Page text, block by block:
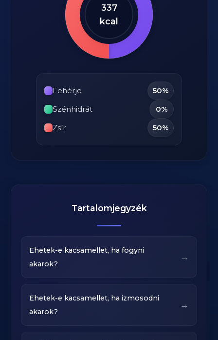
337
kcal
Fehérje
50%
Szénhidrát
0%
Zsír
50%
Tartalomjegyzék
Ehetek-e kacsamellet, ha fogyni
akarok?
→
Ehetek-e kacsamellet, ha izmosodni
akarok?
→